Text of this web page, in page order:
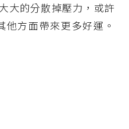
大的分散掉壓力，或許
他方面帶來更多好運。